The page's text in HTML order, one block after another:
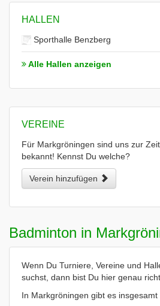
HALLEN
Sporthalle Benzberg
Alle Hallen anzeigen
VEREINE
Für Markgröningen sind uns zur
bekannt! Kennst Du welche?
Verein hinzufügen
Badminton in
Wenn Du Turniere, Vereine und
suchst, dann bist Du hier genau
In Markgröningen gibt es insgesamt